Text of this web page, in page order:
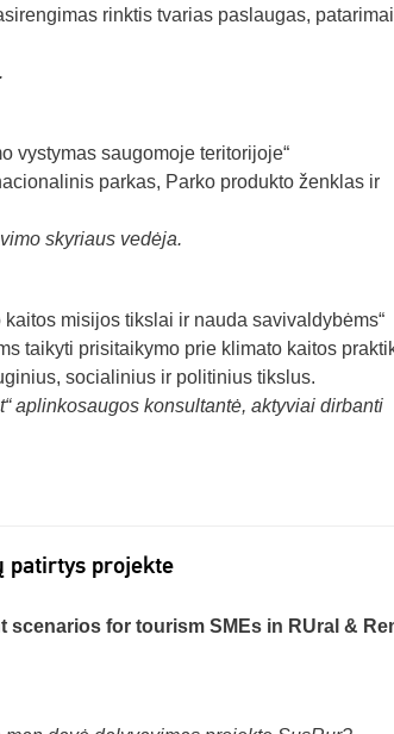
rinktis tvarias paslaugas, patarimai
vystymas saugomoje teritorijoje“
parkas, Parko produkto ženklas ir
skyriaus vedėja.
misijos tikslai ir nauda savivaldybėms“
taikyti prisitaikymo prie klimato kaitos
socialinius ir politinius tikslus.
aplinkosaugos konsultantė, aktyviai dirbanti
patirtys projekte
for tourism SMEs in RUral &